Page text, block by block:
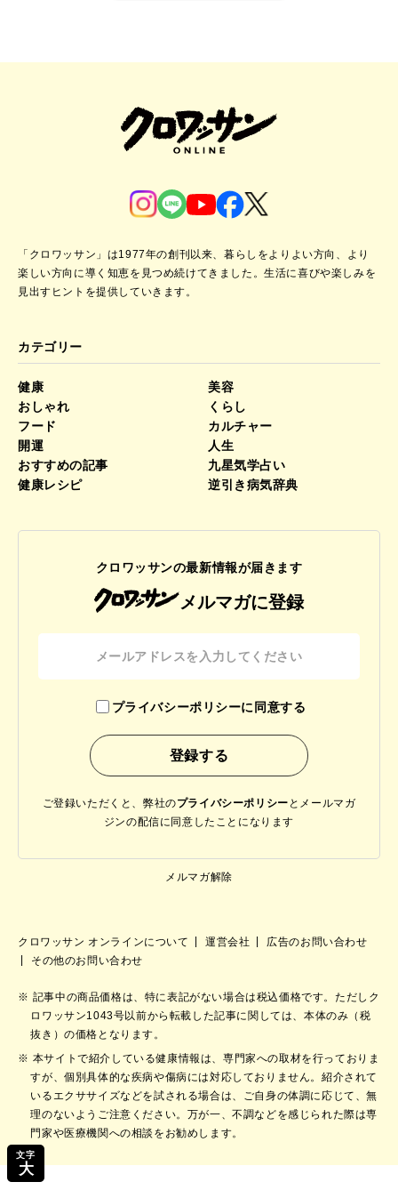
文字
大
「クロワッサン」は1977年の創刊以来、暮らしをよりよい方向、より
楽しい方向に導く知恵を見つめ続けてきました。生活に喜びや楽しみを
見出すヒントを提供していきます。
カテゴリー
健康
美容
おしゃれ
くらし
フード
カルチャー
開運
人生
おすすめの記事
九星気学占い
健康レシピ
逆引き病気辞典
クロワッサンの最新情報が届きます
メルマガに登録
プライバシーポリシーに同意する
ご登録いただくと、弊社のプライバシーポリシー と メールマガ
ジンの配信に同意したことになります
メルマガ解除
クロワッサン オンラインについて 運営会社
広告のお問い合わせ
その他のお問い合わせ
記事中の商品価格は、特に表記がない場合は税込価格です。ただしク
ロワッサン1043号以前から転載した記事に関しては、本体のみ（税
抜き）の価格となります。
本サイトで紹介している健康情報は、専門家への取材を行っておりま
すが、個別具体的な疾病や傷病には対応しておりません。紹介されて
いるエクササイズなどを試される場合は、ご自身の体調に応じて、無
理のないようご注意ください。万が一、不調などを感じられた際は専
門家や医療機関への相談をお勧めします。